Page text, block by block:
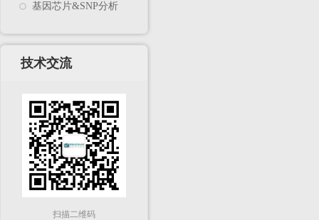
基因芯片&SNP分析
技术交流
扫描二维码